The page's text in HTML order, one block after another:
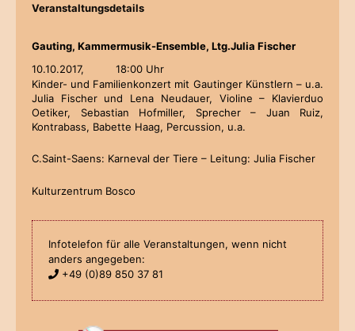
Veranstaltungsdetails
Gauting, Kammermusik-Ensemble, Ltg.Julia Fischer
10.10.2017,
18:00 Uhr
Kinder- und Familienkonzert mit Gautinger Künstlern – u.a.
Julia Fischer und Lena Neudauer, Violine – Klavierduo
Oetiker, Sebastian Hofmiller, Sprecher – Juan Ruiz,
Kontrabass, Babette Haag, Percussion, u.a.
C.Saint-Saens: Karneval der Tiere – Leitung: Julia Fischer
Kulturzentrum Bosco
Infotelefon für alle Veranstaltungen, wenn nicht
anders angegeben:
+49 (0)89 850 37 81